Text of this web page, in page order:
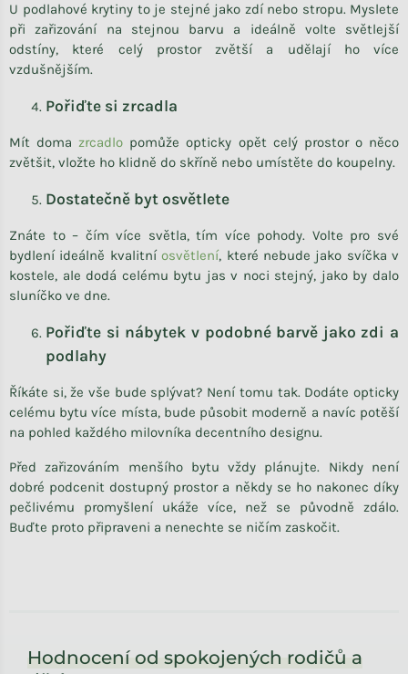
U podlahové krytiny to je stejné jako zdí nebo stropu. Myslete
při zařizování na stejnou barvu a ideálně volte světlejší
odstíny, které celý prostor zvětší a udělají ho více
vzdušnějším.
Pořiďte si zrcadla
Mít domazrcadlo pomůže opticky opět celý prostor o něco
zvětšit, vložte ho klidně do skříně nebo umístěte do koupelny.
Dostatečně byt osvětlete
Znáte to – čím více světla, tím více pohody. Volte pro své
bydlení ideálně kvalitníosvětlení, které nebude jako svíčka v
kostele, ale dodá celému bytu jas v noci stejný, jako by dalo
sluníčko ve dne.
Pořiďte si nábytek v podobné barvě jako zdi a
podlahy
Říkáte si, že vše bude splývat? Není tomu tak. Dodáte opticky
celému bytu více místa, bude působit moderně a navíc potěší
na pohled každého milovníka decentního designu.
Před zařizováním menšího bytu vždy plánujte. Nikdy není
dobré podcenit dostupný prostor a někdy se ho nakonec díky
pečlivému promyšlení ukáže více, než se původně zdálo.
Buďte proto připraveni a nenechte se ničím zaskočit.
Hodnocení od spokojených rodičů a